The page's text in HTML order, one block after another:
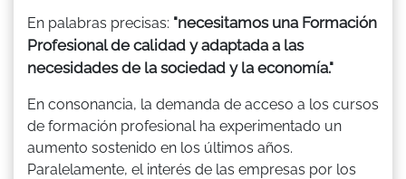
En palabras precisas: "necesitamos una Formación
Profesional de calidad y adaptada a las
necesidades de la sociedad y la economía."
En consonancia, la demanda de acceso a los cursos
de formación profesional ha experimentado un
aumento sostenido en los últimos años.
Paralelamente, el interés de las empresas por los